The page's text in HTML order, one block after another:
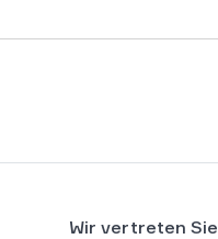
Wir vertreten Sie